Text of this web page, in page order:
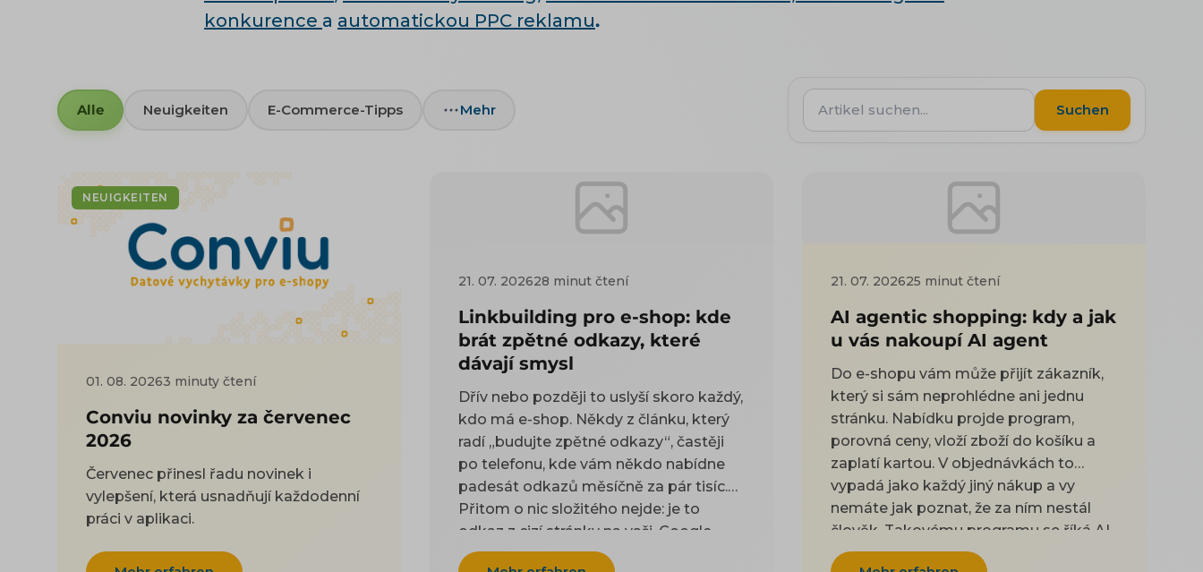
konkurence a automatickou PPC reklamu.
Alle Neuigkeiten E-Commerce-Tipps Mehr
Artikel
suchen...
Suchen
NEUIGKEITEN
01. 08. 20263 minuty čtení
Conviu novinky za červenec
2026
Červenec přinesl řadu novinek i
vylepšení, která usnadňují každodenní
práci v aplikaci.
21. 07. 202628 minut čtení
Linkbuilding pro e-shop: kde
brát zpětné odkazy, které
dávají smysl
Dřív nebo později to uslyší skoro každý,
kdo má e-shop. Někdy z článku, který
radí „budujte zpětné odkazy“, častěji
po telefonu, kde vám někdo nabídne
padesát odkazů měsíčně za pár tisíc.
Přitom o nic složitého nejde: je to
odkaz z cizí stránky na vaši. Google
takové odkazy odjakživa bere jako
21. 07. 202625 minut čtení
AI agentic shopping: kdy a jak
u vás nakoupí AI agent
Do e-shopu vám může přijít zákazník,
který si sám neprohlédne ani jednu
stránku. Nabídku projde program,
porovná ceny, vloží zboží do košíku a
zaplatí kartou. V objednávkách to
vypadá jako každý jiný nákup a vy
nemáte jak poznat, že za ním nestál
člověk. Takovému programu se říká AI
agent. Řeknete mu, co potřebujete